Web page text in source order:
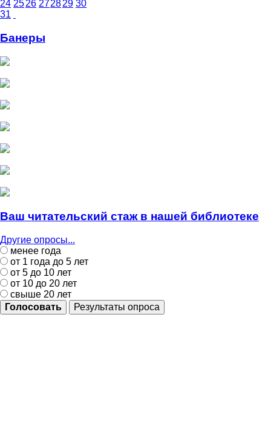
24 2526 272829 30
31
Банеры
Ваш читательский стаж в нашей библиотеке
Другие опросы...
менее года
от 1 года до 5 лет
от 5 до 10 лет
от 10 до 20 лет
свыше 20 лет
Голосовать
Результаты опроса